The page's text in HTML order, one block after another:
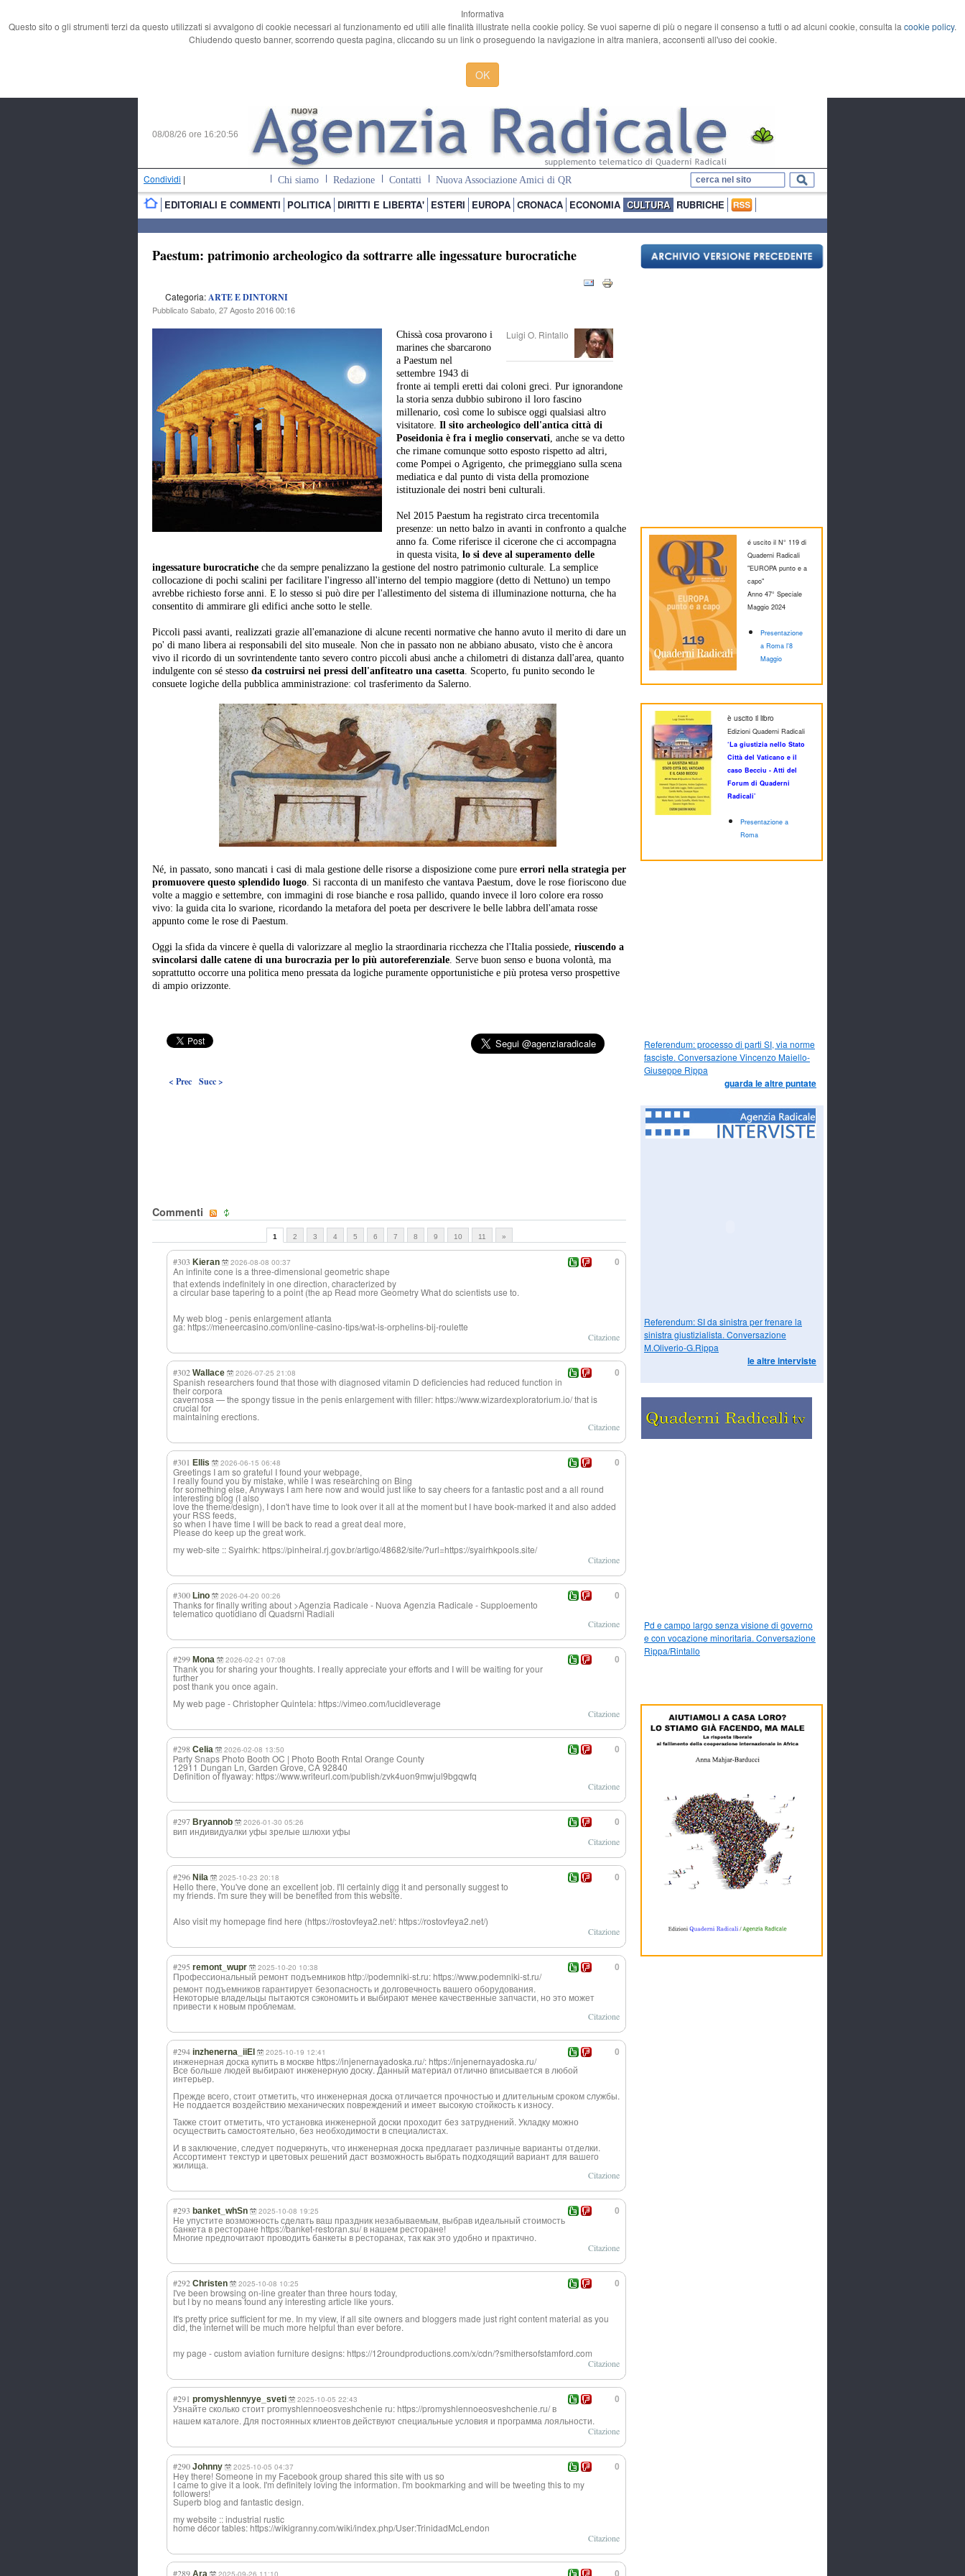
Informativa
Questo sito o gli strumenti terzi da questo utilizzati si avvalgono di cookie necessari al funzionamento ed utili alle finalità illustrate nella cookie policy. Se vuoi saperne di più o negare il consenso a tutti o ad alcuni cookie, consulta la cookie policy.
Chiudendo questo banner, scorrendo questa pagina, cliccando su un link o proseguendo la navigazione in altra maniera, acconsenti all'uso dei cookie.
OK
08/08/26 ore 16:20:57
Condividi | Chi siamo Redazione Contatti Nuova Associazione Amici di QR
EDITORIALI E COMMENTI POLITICA DIRITTI E LIBERTA' ESTERI EUROPA CRONACA ECONOMIA CULTURA RUBRICHE
Paestum: patrimonio archeologico da sottrarre alle ingessature burocratiche
Categoria:ARTE E DINTORNI
Pubblicato Sabato, 27 Agosto 2016 00:16
Luigi O. Rintallo
Chissà cosa provarono i
marines che sbarcarono
a Paestum nel
settembre 1943 di
fronte ai templi eretti dai coloni greci. Pur ignorandone
la storia senza dubbio subirono il loro fascino
millenario, così come lo subisce oggi qualsiasi altro
visitatore. Il sito archeologico dell'antica città di
Poseidonia è fra i meglio conservati, anche se va detto
che rimane comunque sotto esposto rispetto ad altri,
come Pompei o Agrigento, che primeggiano sulla scena
mediatica e dal punto di vista della promozione
istituzionale dei nostri beni culturali.
Nel 2015 Paestum ha registrato circa trecentomila
presenze: un netto balzo in avanti in confronto a qualche
anno fa. Come riferisce il cicerone che ci accompagna
in questa visita, lo si deve al superamento delle
ingessature burocratiche che da sempre penalizzano la gestione del nostro patrimonio culturale. La semplice
collocazione di pochi scalini per facilitare l'ingresso all'interno del tempio maggiore (detto di Nettuno) un tempo
avrebbe richiesto forse anni. E lo stesso si può dire per l'allestimento del sistema di illuminazione notturna, che ha
consentito di ammirare gli edifici anche sotto le stelle.
Piccoli passi avanti, realizzati grazie all'emanazione di alcune recenti normative che hanno avuto il merito di dare un
po' di mano libera ai responsabili del sito museale. Non che in passato non ne abbiano abusato, visto che è ancora
vivo il ricordo di un sovrintendente tanto severo contro piccoli abusi anche a chilometri di distanza dall'area, quanto
indulgente con sé stesso da costruirsi nei pressi dell'anfiteatro una casetta. Scoperto, fu punito secondo le
consuete logiche della pubblica amministrazione: col trasferimento da Salerno.
Né, in passato, sono mancati i casi di mala gestione delle risorse a disposizione come pure errori nella strategia per
promuovere questo splendido luogo. Si racconta di un manifesto che vantava Paestum, dove le rose fioriscono due
volte a maggio e settembre, con immagini di rose bianche e rosa pallido, quando invece il loro colore era rosso
vivo: la guida cita lo svarione, ricordando la metafora del poeta per descrivere le belle labbra dell'amata rosse
appunto come le rose di Paestum.
Oggi la sfida da vincere è quella di valorizzare al meglio la straordinaria ricchezza che l'Italia possiede, riuscendo a
svincolarsi dalle catene di una burocrazia per lo più autoreferenziale. Serve buon senso e buona volontà, ma
soprattutto occorre una politica meno pressata da logiche puramente opportunistiche e più protesa verso prospettive
di ampio orizzonte.
< Prec Succ >
Commenti
1 2 3 4 5 6 7 8 9 10 11 »
0
#303 Kieran 2026-08-08 00:37
An infinite cone is a three-dimensional geometric shape
that extends indefinitely in one direction, characterized by
a circular base tapering to a point (the ap Read more Geometry What do scientists use to.
My web blog - penis enlargement atlanta
ga: https://meneercasino.com/online-casino-tips/wat-is-orphelins-bij-roulette
Citazione
0
#302 Wallace 2026-07-25 21:08
Spanish researchers found that those with diagnosed vitamin D deficiencies had reduced function in
their corpora
cavernosa — the spongy tissue in the penis enlargement with filler: https://www.wizardexploratorium.io/ that is
crucial for
maintaining erections.
Citazione
0
#301 Ellis 2026-06-15 06:48
Greetings I am so grateful I found your webpage,
I really found you by mistake, while I was researching on Bing
for something else, Anyways I am here now and would just like to say cheers for a fantastic post and a all round
interesting blog (I also
love the theme/design), I don't have time to look over it all at the moment but I have book-marked it and also added
your RSS feeds,
so when I have time I will be back to read a great deal more,
Please do keep up the great work.
my web-site :: Syairhk: https://pinheiral.rj.gov.br/artigo/48682/site/?url=https://syairhkpools.site/
Citazione
0
#300 Lino 2026-04-20 00:26
Thanks for finally writing about >Agenzia Radicale - Nuova Agenzia Radicale - Supploemento
telematico quotidiano di Quadsrni Radiali
Citazione
0
#299 Mona 2026-02-21 07:08
Thank you for sharing your thoughts. I really appreciate your efforts and I will be waiting for your
further
post thank you once again.
My web page - Christopher Quintela: https://vimeo.com/lucidleverage
Citazione
0
#298 Celia 2026-02-08 13:50
Ꮲarty Snaps Photo Booth OC | Photo Booth Ɍntal Orangе County
12911 Dungan Ln, Garden Grove, CA 92840
Definition of flyaway: https://www.writeurl.com/publish/zvk4uon9mwjul9bgqwfq
Citazione
0
#297 Bryannob 2026-01-30 05:26
вип индивидуалки уфы зрелые шлюхи уфы
Citazione
0
#296 Nila 2025-10-23 20:18
Hello there, You've done an excellent job. I'll certainly digg it and personally suggest to
my friends. I'm sure they will be benefited from this website.
Also visit my homepage find here (https://rostovfeya2.net/: https://rostovfeya2.net/)
Citazione
0
#295 remont_wupr 2025-10-20 10:38
Профессиональный ремонт подъемников http://podemniki-st.ru: https://www.podemniki-st.ru/
ремонт подъемников гарантирует безопасность и долговечность вашего оборудования.
Некоторые владельцы пытаются сэкономить и выбирают менее качественные запчасти, но это может
привести к новым проблемам.
Citazione
0
#294 inzhenerna_iiEl 2025-10-19 12:41
инженерная доска купить в москве https://injenernayadoska.ru/: https://injenernayadoska.ru/
Все больше людей выбирают инженерную доску. Данный материал отлично вписывается в любой
интерьер.
Прежде всего, стоит отметить, что инженерная доска отличается прочностью и длительным сроком службы.
Не поддается воздействию механических повреждений и имеет высокую стойкость к износу.
Также стоит отметить, что установка инженерной доски проходит без затруднений. Укладку можно
осуществить самостоятельно, без необходимости в специалистах.
И в заключение, следует подчеркнуть, что инженерная доска предлагает различные варианты отделки.
Ассортимент текстур и цветовых решений даст возможность выбрать подходящий вариант для вашего
жилища.
Citazione
0
#293 banket_whSn 2025-10-08 19:25
Не упустите возможность сделать ваш праздник незабываемым, выбрав идеальный стоимость
банкета в ресторане https://banket-restoran.su/ в нашем ресторане!
Многие предпочитают проводить банкеты в ресторанах, так как это удобно и практично.
Citazione
0
#292 Christen 2025-10-08 10:25
I've been browsing on-line greater than three hours today,
but I by no means found any interesting article like yours.
It's pretty price sufficient for me. In my view, if all site owners and bloggers made just right content material as you
did, the internet will be much more helpful than ever before.
my page - custom aviation furniture designs: https://12roundproductions.com/x/cdn/?smithersofstamford.com
Citazione
0
#291 promyshlennyye_sveti 2025-10-05 22:43
Узнайте сколько стоит promyshlennoeosveshchenie ru: https://promyshlennoeosveshchenie.ru/ в
нашем каталоге. Для постоянных клиентов действуют специальные условия и программа лояльности.
Citazione
0
#290 Johnny 2025-10-05 04:37
Hey there! Someone in my Facebook group shared this site with us so
I came to give it a look. I'm definitely loving the information. I'm bookmarking and will be tweeting this to my
followers!
Superb blog and fantastic design.
my website :: industrial rustic
home décor tables: https://wikigranny.com/wiki/index.php/User:TrinidadMcLendon
Citazione
#289
é uscito il N° 119 di
Quaderni Radicali
"EUROPA punto e a
capo"
Anno 47° Speciale
Maggio 2024
Presentazione
a Roma l'8
Maggio
è uscito il libro
Edizioni Quaderni Radicali
‘La giustizia nello Stato
Città del Vaticano e il
caso Becciu - Atti del
Forum di Quaderni
Radicali’
Presentazione a
Roma
Referendum: processo di parti SI, via norme
fasciste. Conversazione Vincenzo Maiello-
Giuseppe Rippa
guarda le altre puntate
Referendum: SI da sinistra per frenare la
sinistra giustizialista. Conversazione
M.Oliverio-G.Rippa
le altre interviste
Pd e campo largo senza visione di governo
e con vocazione minoritaria. Conversazione
Rippa/Rintallo